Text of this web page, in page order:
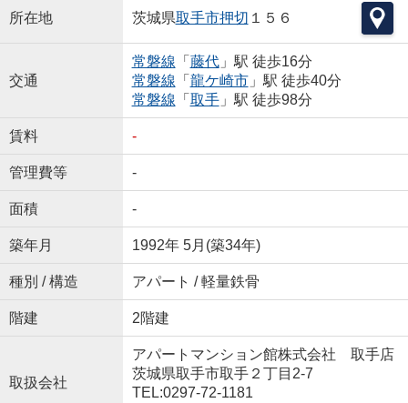
所在地 茨城県取手市押切 １５６
交通
常磐線 「 藤代」駅 徒歩16分
常磐線 「 龍ケ崎市」駅 徒歩40分
常磐線 「 取手」駅 徒歩98分
賃料 -
管理費等 -
面積 -
築年月 1992年 5月(築34年)
種別 / 構造 アパート / 軽量鉄骨
階建 2階建
取扱会社
アパートマンション館株式会社 取手店
茨城県取手市取手２丁目2-7
TEL:0297-72-1181